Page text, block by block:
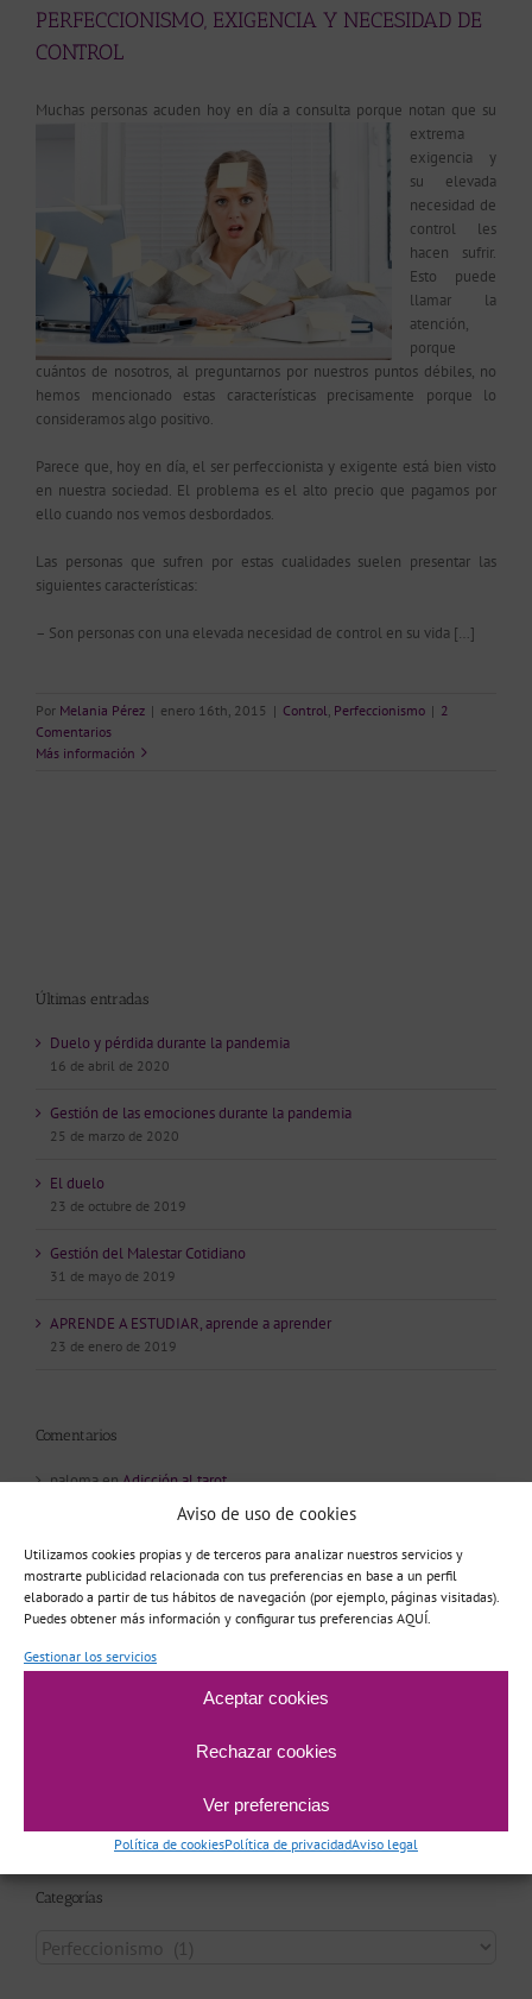
Aviso de uso de cookies
Utilizamos cookies propias y de terceros para analizar nuestros servicios y
mostrarte publicidad relacionada con tus preferencias en base a un perfil
elaborado a partir de tus hábitos de navegación (por ejemplo, páginas visitadas).
Puedes obtener más información y configurar tus preferencias AQUÍ.
Gestionar los servicios
Aceptar cookies
Rechazar cookies
Ver preferencias
Política de cookiesPolítica de privacidadAviso legal
PERFECCIONISMO, EXIGENCIA Y NECESIDAD DE
CONTROL
Muchas personas acuden hoy en día a consulta porque notan que su
extrema
exigencia y
su elevada
necesidad de
control les
hacen sufrir.
Esto puede
llamar la
atención,
porque
cuántos de nosotros, al preguntarnos por nuestros puntos débiles, no
hemos mencionado estas características precisamente porque lo
consideramos algo positivo.
Parece que, hoy en día, el ser perfeccionista y exigente está bien visto
en nuestra sociedad. El problema es el alto precio que pagamos por
ello cuando nos vemos desbordados.
Las personas que sufren por estas cualidades suelen presentar las
siguientes características:
– Son personas con una elevada necesidad de control en su vida […]
Por Melania Pérez | enero 16th, 2015 | Control Perfeccionismo | 2
Comentarios
Más información
Últimas entradas
Duelo y pérdida durante la pandemia
16 de abril de 2020
Gestión de las emociones durante la pandemia
25 de marzo de 2020
El duelo
23 de octubre de 2019
Gestión del Malestar Cotidiano
31 de mayo de 2019
APRENDE A ESTUDIAR, aprende a aprender
23 de enero de 2019
Comentarios
palomaenAdicción al tarot
SusanaenAdicción al tarot
LolaenAdicción al tarot
NadiaenAdicción al tarot
Categorías
Categorías